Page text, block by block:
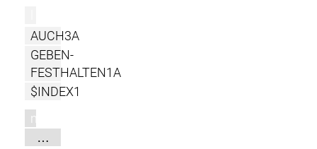
AUCH3A
GEBEN-
FESTHALTEN1A
$INDEX1
m
…